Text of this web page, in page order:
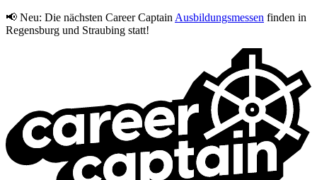
📢 Neu: Die nächsten Career Captain Ausbildungsmessen finden in
Regensburg und Straubing statt!